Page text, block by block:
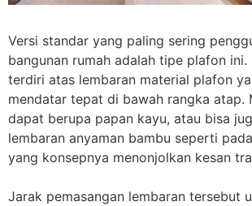
Versi standar yang paling sering
bangunan rumah adalah tipe plafon
terdiri atas lembaran material plafon
mendatar tepat di bawah rangka atap.
dapat berupa papan kayu, atau bisa
lembaran anyaman bambu seperti
yang konsepnya menonjolkan kesan
Jarak pemasangan lembaran tersebut